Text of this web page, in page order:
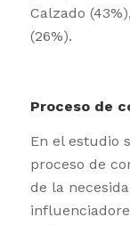
Calzado
(26%).
Proceso de
En el estudio
proceso de
de la